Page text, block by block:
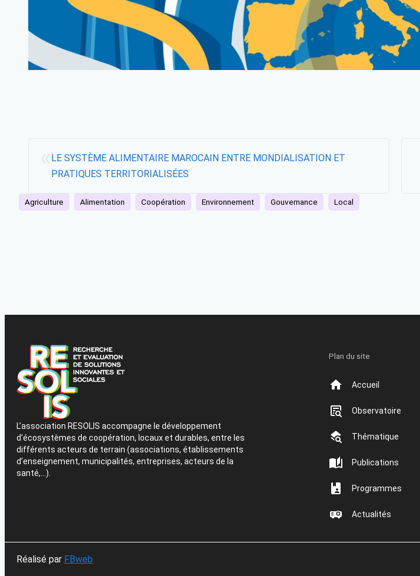
LE SYSTÈME ALIMENTAIRE MAROCAIN ENTRE MONDIALISATION ET
PRATIQUES TERRITORIALISÉES
Agriculture Alimentation Coopération Environnement Gouvernance Local
L’association RESOLIS accompagne le développement
d’écosystèmes de coopération, locaux et durables, entre les
différents acteurs de terrain (associations, établissements
d’enseignement, municipalités, entreprises, acteurs de la
santé,…).
Plan du site
Accueil
Observatoire
Thématique
Publications
Programmes
Actualités
Réalisé par FBweb